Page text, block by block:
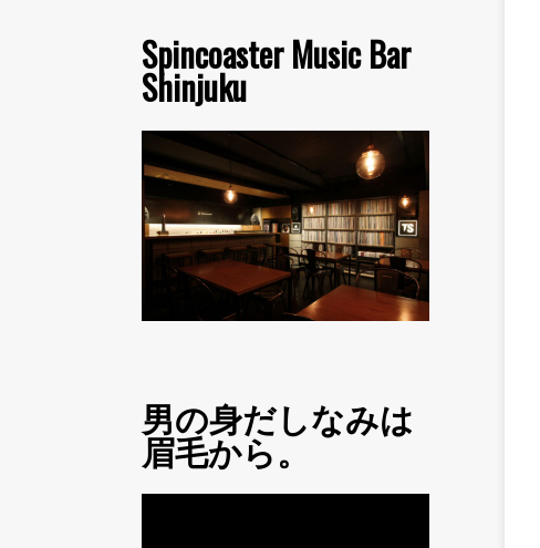
Spincoaster Music Bar
Shinjuku
男の身だしなみは
眉毛から。